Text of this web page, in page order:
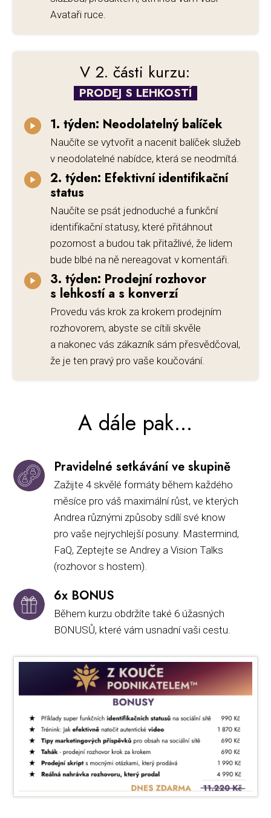
Avataři ruce.
V 2. části kurzu:
PRODEJ S LEHKOSTÍ
1. týden: Neodolatelný balíček
Naučíte se vytvořit a nacenit balíček služeb
v neodolatelné nabídce, která se neodmítá.
2. týden: Efektivní identifikační
status
Naučíte se psát jednoduché a funkční
identifikační statusy, které přitáhnout
pozornost a budou tak přitažlivé, že lidem
bude blbé na ně nereagovat v komentáři.
3. týden: Prodejní rozhovor
s lehkostí a s konverzí
Provedu vás krok za krokem prodejním
rozhovorem, abyste se cítili skvěle
a nakonec vás zákazník sám přesvědčoval,
že je ten pravý pro vaše koučování.
A dále pak...
Pravidelné setkávání ve skupině
Zažijte 4 skvělé formáty během každého
měsíce pro váš maximální růst, ve kterých
Andrea různými způsoby sdílí své know
pro vaše nejrychlejší posuny. Mastermind,
FaQ, Zeptejte se Andrey a Vision Talks
(rozhovor s hostem).
6x BONUS
Během kurzu obdržíte také 6 úžasných
BONUSŮ, které vám usnadní vaši cestu.